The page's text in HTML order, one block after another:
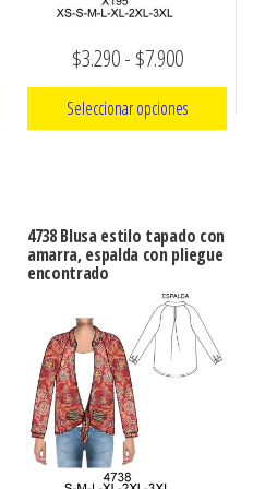
$3.290- $7.900Rango
de
precios:
hasta
$7.900
Seleccionar opciones
múltiples
opciones
se
pueden
elegir
en
4738 Blusa estilo tapado con
amarra, espalda con pliegue
encontrado